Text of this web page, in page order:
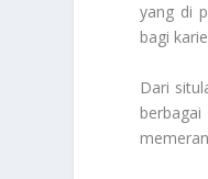
yang di
bagi
Dari